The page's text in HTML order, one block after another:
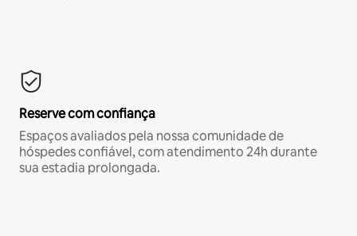
Reserve com confiança
Espaços avaliados pela nossa comunidade de
hóspedes confiável, com atendimento 24h durante
sua estadia prolongada.